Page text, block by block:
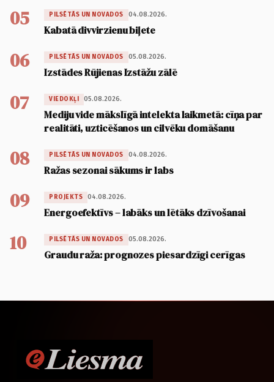
05 PILSĒTĀS UN NOVADOS 04.08.2026.
Kabatā divvirzienu biļete
06 PILSĒTĀS UN NOVADOS 05.08.2026.
Izstādes Rūjienas Izstāžu zālē
07 VIEDOKĻI 05.08.2026.
Mediju vide mākslīgā intelekta laikmetā: cīņa par
realitāti, uzticēšanos un cilvēku domāšanu
08 PILSĒTĀS UN NOVADOS 04.08.2026.
Ražas sezonai sākums ir labs
09 PROJEKTS 04.08.2026.
Energoefektīvs – labāks un lētāks dzīvošanai
10 PILSĒTĀS UN NOVADOS 05.08.2026.
Graudu raža: prognozes piesardzīgi cerīgas